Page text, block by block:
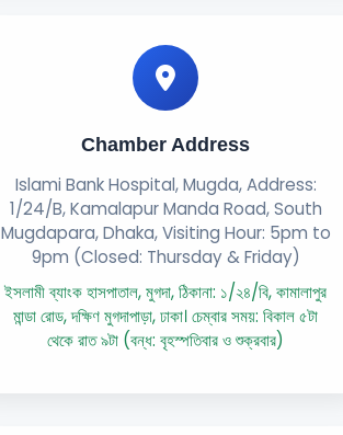
Chamber Address
Islami Bank Hospital, Mugda, Address:
1/24/B, Kamalapur Manda Road, South
Mugdapara, Dhaka, Visiting Hour: 5pm to
9pm (Closed: Thursday & Friday)
ইসলামী ব্যাংক হাসপাতাল, মুগদা, ঠিকানা: ১/২৪/বি, কামালাপুর
মান্ডা রোড, দক্ষিণ মুগদাপাড়া, ঢাকা। চেম্বার সময়: বিকাল ৫টা
থেকে রাত ৯টা (বন্ধ: বৃহস্পতিবার ও শুক্রবার)